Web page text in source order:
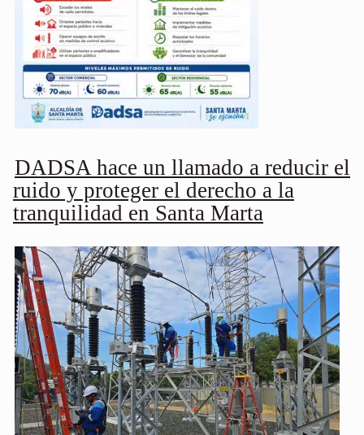
DADSA hace un llamado a reducir el
ruido y proteger el derecho a la
tranquilidad en Santa Marta